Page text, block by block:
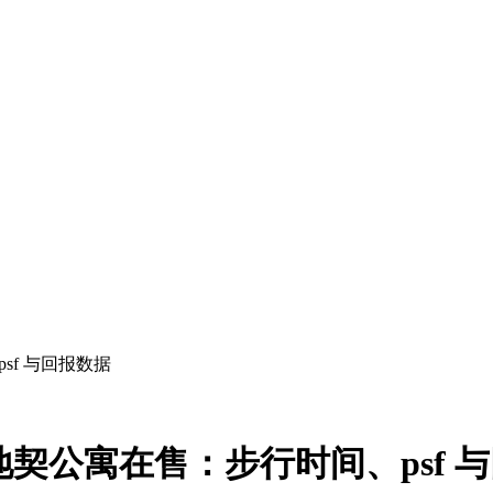
与回报数据
公寓在售：步行时间、psf